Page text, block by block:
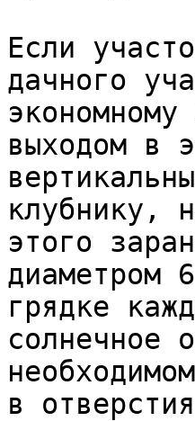
Если
дачного
выходом в
клубнику,
этого
диаметром
грядке
солнечное
в